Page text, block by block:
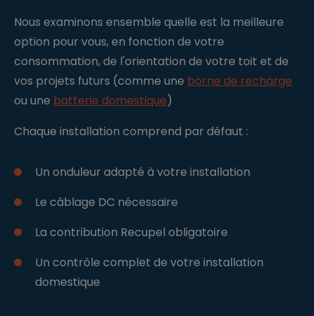
Nous examinons ensemble quelle est la meilleure
option pour vous, en fonction de votre
consommation, de l'orientation de votre toit et de
vos projets futurs (comme une borne de recharge
ou une batterie domestique)
Chaque installation comprend par défaut :
Un onduleur adapté à votre installation
Le câblage DC nécessaire
La contribution Recupel obligatoire
Un contrôle complet de votre installation
domestique